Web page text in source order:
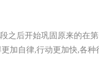
之后开始巩固原来的在
加自律,行动更加快,各种